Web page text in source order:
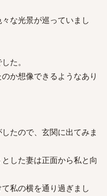
な光景が巡っていまし
た。
か想像できるようなあり
たので、玄関に出てみま
した妻は正面から私と向
私の横を通り過ぎまし